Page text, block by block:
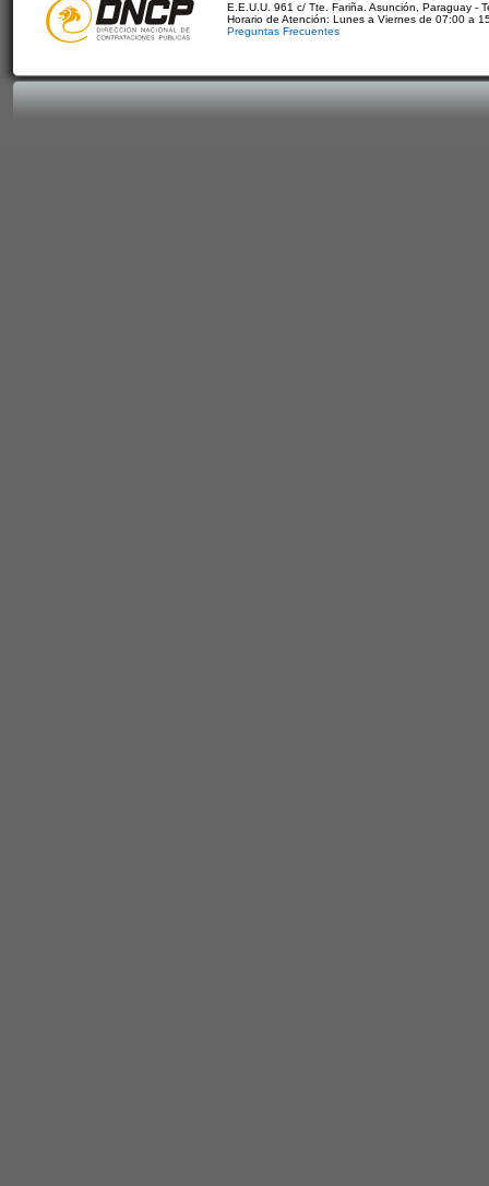
E.E.U.U. 961 c/ Tte. Fariña. Asunción, Paraguay -
Horario de Atención: Lunes a Viernes de 07:00 a
Preguntas Frecuentes